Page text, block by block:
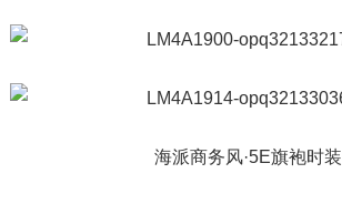
海派商务风·5E旗袍时装